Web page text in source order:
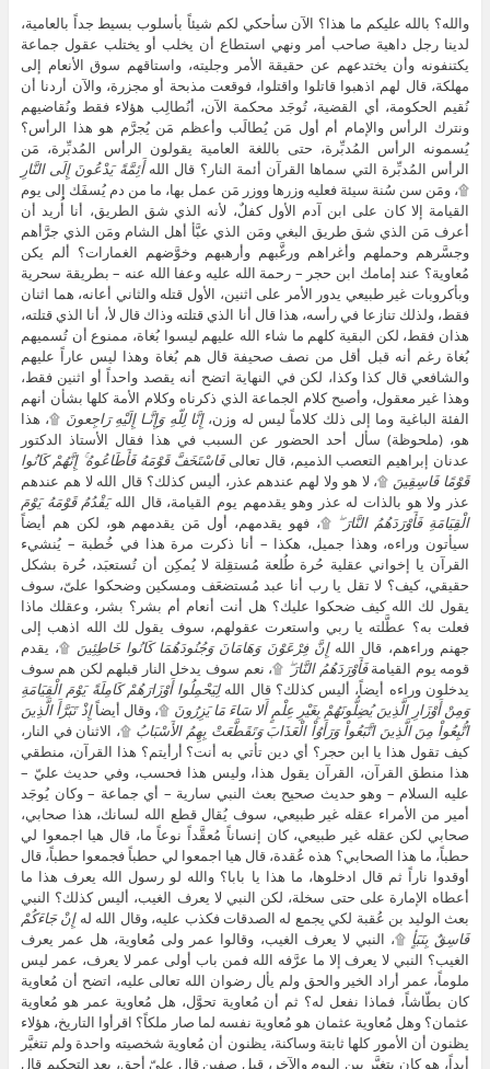
والله؟ بالله عليكم ما هذا؟ الآن سأحكي لكم شيئاً بأسلوب بسيط جداً بالعامية،
لدينا رجل داهية صاحب أمر ونهي استطاع أن يخلب أو يختلب عقول جماعة
يكتنفونه وأن يختدعهم عن حقيقة الأمر وجليته، واستاقهم سوق الأنعام إلى
مهلكة، قال لهم اذهبوا قاتلوا واقتلوا، فوقعت مذبحة أو مجزرة، والآن أردنا أن
نُقيم الحكومة، أي القضية، تُوجَد محكمة الآن، أنُطالِب هؤلاء فقط ونُقاضيهم
ونترك الرأس والإمام أم أول مَن يُطالَب وأعظم مَن يُجرَّم هو هذا الرأس؟
يُسمونه الرأس المُدبِّرة، حتى باللغة العامية يقولون الرأس المُدبِّرة، مَن
الرأس المُدبِّرة التي سماها القرآن أئمة النار؟ قال اللهأَئِمَّةً يَدْعُونَ إِلَى النَّارِ
۩، ومَن سن سُنة سيئة فعليه وزرها ووزر مَن عمل بها، ما من دم يُسفَك إلى يوم
القيامة إلا كان على ابن آدم الأول كفلٌ، لأنه الذي شق الطريق، أنا أُريد أن
أعرف مَن الذي شق طريق البغي ومَن الذي عبَّأ أهل الشام ومَن الذي جرَّأهم
وجسَّرهم وحملهم وأغراهم ورغَّبهم وأرهبهم وخوَّضهم الغمارات؟ ألم يكن
مُعاوية؟ عند إمامك ابن حجر – رحمة الله عليه وعفا الله عنه – بطريقة سحرية
وبأكروبات غير طبيعي يدور الأمر على اثنين، الأول قتله والثاني أعانه، هما اثنان
فقط، ولذلك تنازعا في رأسه، هذا قال أنا الذي قتلته وذاك قال لأ، أنا الذي قتلته،
هذان فقط، لكن البقية كلهم ما شاء الله عليهم ليسوا بُغاة، ممنوع أن تُسميهم
بُغاة رغم أنه قبل أقل من نصف صحيفة قال هم بُغاة وهذا ليس عاراً عليهم
والشافعي قال كذا وكذا، لكن في النهاية اتضح أنه يقصد واحداً أو اثنين فقط،
وهذا غير معقول، وأصبح كلام الجماعة الذي ذكرناه وكلام الأمة كلها بشأن أنهم
الفئة الباغية وما إلى ذلك كلاماً ليس له وزن،إِنَّا لِلّهِ وَإِنَّـا إِلَيْهِ رَاجِعونَ ۩، هذا
هو، (ملحوظة) سأل أحد الحضور عن السبب في هذا فقال الأستاذ الدكتور
عدنان إبراهيم التعصب الذميم، قال تعالىفَاسْتَخَفَّ قَوْمَهُ فَأَطَاعُوهُ ۚ إِنَّهُمْ كَانُوا
قَوْمًا فَاسِقِينَ ۩، لا هو ولا لهم عندهم عذر، أليس كذلك؟ قال الله لا هم عندهم
عذر ولا هو بالذات له عذر وهو يقدمهم يوم القيامة، قال اللهيَقْدُمُ قَوْمَهُ يَوْمَ
الْقِيَامَةِ فَأَوْرَدَهُمُ النَّارَ ۖ۩، فهو يقدمهم، أول مَن يقدمهم هو، لكن هم أيضاً
سيأتون وراءه، وهذا جميل، هكذا – أنا ذكرت مرة هذا في خُطبة – يُنشيء
القرآن يا إخواني عقلية حُرة طُلعة مُستقِلة لا يُمكِن أن تُستعبَد، حُرة بشكل
حقيقي، كيف؟ لا تقل يا رب أنا عبد مُستضعَف ومسكين وضحكوا علىّ، سوف
يقول لك الله كيف ضحكوا عليك؟ هل أنت أنعام أم بشر؟ بشر، وعقلك ماذا
فعلت به؟ عطَّلته يا ربي واستعرت عقولهم، سوف يقول لك الله اذهب إلى
جهنم وراءهم، قال اللهإِنَّ فِرْعَوْنَ وَهَامَانَ وَجُنُودَهُمَا كَانُوا خَاطِئِينَ ۩، يقدم
قومه يوم القيامةفَأَوْرَدَهُمُ النَّارَ ۖ ۩، نعم سوف يدخل النار قبلهم لكن هم سوف
يدخلون وراءه أيضاً، أليس كذلك؟ قال اللهلِيَحْمِلُوا أَوْزَارَهُمْ كَامِلَةً يَوْمَ الْقِيَامَةِ
وَمِنْ أَوْزَارِ الَّذِينَ يُضِلُّونَهُمْ بِغَيْرِ عِلْمٍ أَلا سَاءَ مَا يَزِرُونَ ۩، وقال أيضاًإِذْ تَبَرَّأَ الَّذِينَ
اتُّبِعُواْ مِنَ الَّذِينَ اتَّبَعُواْ وَرَأَوُاْ الْعَذَابَ وَتَقَطَّعَتْ بِهِمُ الأَسْبَابُ ۩، الاثنان في النار،
كيف تقول هذا يا ابن حجر؟ أي دين تأتي به أنت؟ أرأيتم؟ هذا القرآن، منطقي
هذا منطق القرآن، القرآن يقول هذا، وليس هذا فحسب، وفي حديث عليّ –
عليه السلام – وهو حديث صحيح بعث النبي سارية – أي جماعة – وكان يُوجَد
أمير من الأمراء عقله غير طبيعي، سوف يُقال قطع الله لسانك، هذا صحابي،
صحابي لكن عقله غير طبيعي، كان إنساناً مُعقَّداً نوعاً ما، قال هيا اجمعوا لي
حطباً، ما هذا الصحابي؟ هذه عُقدة، قال هيا اجمعوا لي حطباً فجمعوا حطباً، قال
أوقدوا ناراً ثم قال ادخلوها، ما هذا يا بابا؟ والله لو رسول الله يعرف هذا ما
أعطاه الإمارة على حتى سخلة، لكن النبي لا يعرف الغيب، أليس كذلك؟ النبي
بعث الوليد بن عُقبة لكي يجمع له الصدقات فكذب عليه، وقال الله لهإِنْ جَاءَكُمْ
فَاسِقٌ بِنَبَأٍ۩، النبي لا يعرف الغيب، وقالوا عمر ولى مُعاوية، هل عمر يعرف
الغيب؟ النبي لا يعرف إلا ما عرَّفه الله فمن باب أولى عمر لا يعرف، عمر ليس
ملوماً، عمر أراد الخير والحق ولم يأل رضوان الله تعالى عليه، اتضح أن مُعاوية
كان بطّاشاً، فماذا نفعل له؟ ثم أن مُعاوية تحوَّل، هل مُعاوية عمر هو مُعاوية
عثمان؟ وهل مُعاوية عثمان هو مُعاوية نفسه لما صار ملكاً؟ اقرأوا التاريخ، هؤلاء
يظنون أن الأمور كلها ثابتة وساكنة، يظنون أن مُعاوية شخصيته واحدة ولم تتغيَّر
أبداً، هو كان يتغيَّر بين اليوم والآخر، قبل صفين قال عليّ أحق، بعد التحكيم قال